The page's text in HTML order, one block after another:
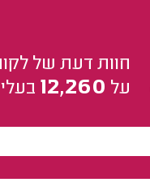
חוות דעת של
על 12,260